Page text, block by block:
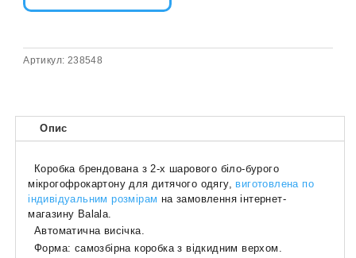
Артикул: 238548
Опис
Коробка брендована з 2-х шарового біло-бурого
мікрогофрокартону для дитячого одягу, виготовлена по
індивідуальним розмірам на замовлення інтернет-
магазину Balala.
Автоматична висічка.
Форма: самозбірна коробка з відкидним верхом.